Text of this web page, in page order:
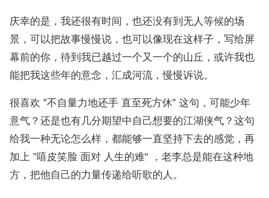
庆幸的是，我还很有时间，也还没有到无人等候的场
景，可以把故事慢慢说，也可以像现在这样子，写给屏
幕前的你，待到我已越过一个又一个的山丘，或许我也
能把我这些年的意念，汇成河流，慢慢诉说。
很喜欢 ”不自量力地还手 直至死方休” 这句，可能少年
意气？还是也有几分期望中自己想要的江湖侠气？这句
给我一种无论怎么样，都能够一直坚持下去的感觉，再
加上 ”嘻皮笑脸 面对 人生的难“ ，老李总是能在这种地
方，把他自己的力量传递给听歌的人。